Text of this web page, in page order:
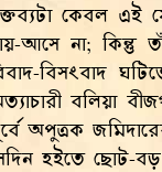
কেবল এই
আসে না; কিন্তু
বিসংবাদ
বলিয়া
অপুত্রক
হইতে ছোট-